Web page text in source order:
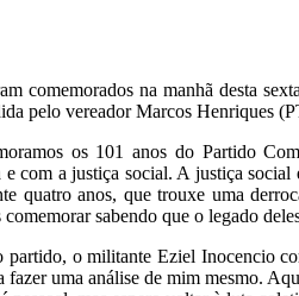
comemorados na manhã desta
pelo vereador Marcos Henriques
os 101 anos do Partido
com a justiça social. A justiça
quatro anos, que trouxe uma
sabendo que o legado
o militante Eziel Inocencio
uma análise de mim mesmo.